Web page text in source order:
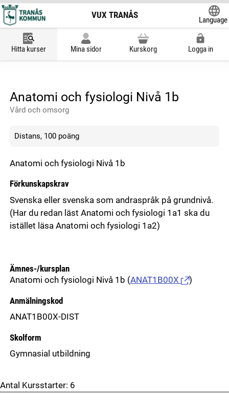
VUX TRANÅS
Language
Hitta kurser Mina sidor Kurskorg Logga in
Anatomi och fysiologi Nivå 1b
Vård och omsorg
Distans, 100 poäng
Anatomi och fysiologi Nivå 1b
Förkunskapskrav
Svenska eller svenska som andraspråk på grundnivå.
(Har du redan läst Anatomi och fysiologi 1a1 ska du
istället läsa Anatomi och fysiologi 1a2)
Ämnes-/kursplan
Anatomi och fysiologi Nivå 1b (ANAT1B00X )
Anmälningskod
ANAT1B00X-DIST
Skolform
Gymnasial utbildning
Antal Kursstarter: 6